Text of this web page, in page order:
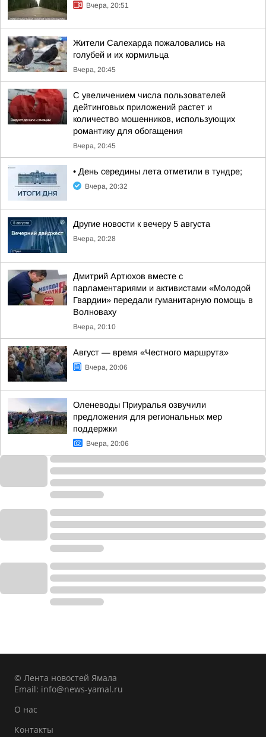
Вчера, 20:51
Жители Салехарда пожаловались на
голубей и их кормильца
Вчера, 20:45
С увеличением числа пользователей
дейтинговых приложений растет и
количество мошенников, использующих
романтику для обогащения
Вчера, 20:45
• День середины лета отметили в тундре;
Вчера, 20:32
Другие новости к вечеру 5 августа
Вчера, 20:28
Дмитрий Артюхов вместе с
парламентариями и активистами «Молодой
Гвардии» передали гуманитарную помощь в
Волноваху
Вчера, 20:10
Август — время «Честного маршрута»
Вчера, 20:06
Оленеводы Приуралья озвучили
предложения для региональных мер
поддержки
Вчера, 20:06
© Лента новостей Ямала
Email: info@news-yamal.ru
О нас
Контакты